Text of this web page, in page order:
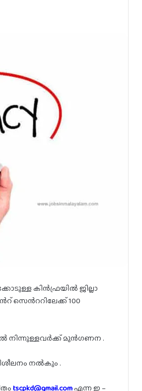
കിൻഫ്രയിൽ ജില്ലാ
സെൻററിലേക്ക് 100
നിന്നുള്ളവർക്ക് മുൻഗണന .
നൽകും .
tscpkd@gmail.comഎന്ന ഇ –